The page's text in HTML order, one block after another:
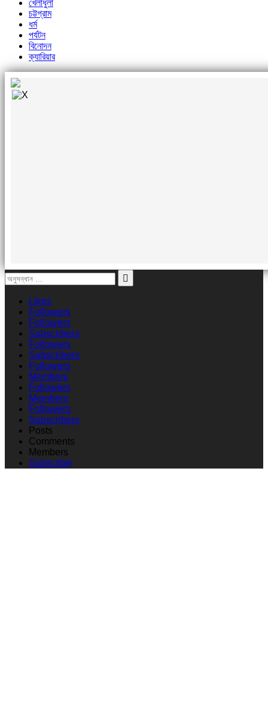
খেলাধুলা
চট্টগ্রাম
ধর্ম
পর্যটন
বিনোদন
ক্যারিয়ার
Likes
Followers
Followers
Subscribers
Followers
Subscribers
Followers
Members
Followers
Members
Followers
Subscribers
Posts
Comments
Members
Subscribe